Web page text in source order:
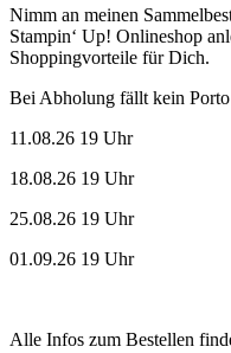
Nimm an meinen
Stampin‘ Up! Onlineshop
Shoppingvorteile für Dich.
Bei Abholung fällt kein
11.08.26 19 Uhr
18.08.26 19 Uhr
25.08.26 19 Uhr
01.09.26 19 Uhr
Alle Infos zum Bestellen